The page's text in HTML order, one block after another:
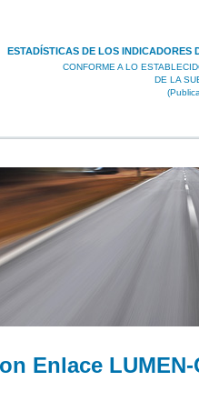
ESTADÍSTICAS DE LOS INDICADORES
CONFORME A LO
DE LA
Enlace LUMEN-